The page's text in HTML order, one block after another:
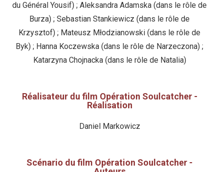
du Général Yousif) ; Aleksandra Adamska (dans le rôle de
Burza) ; Sebastian Stankiewicz (dans le rôle de
Krzysztof) ; Mateusz Młodzianowski (dans le rôle de
Byk) ; Hanna Koczewska (dans le rôle de Narzeczona) ;
Katarzyna Chojnacka (dans le rôle de Natalia)
Réalisateur du film Opération Soulcatcher -
Réalisation
Daniel Markowicz
Scénario du film Opération Soulcatcher -